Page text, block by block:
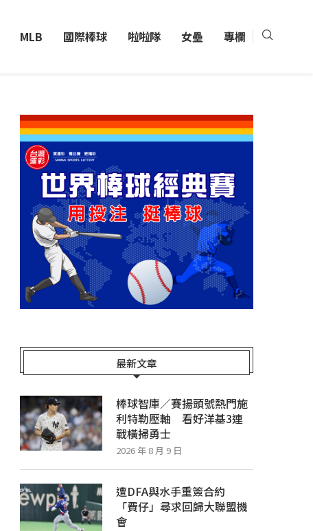
MLB 國際棒球 啦啦隊 女壘 專欄
最新文章
棒球智庫／賽揚頭號熱門施
利特勒壓軸 看好洋基3連
戰橫掃勇士
2026 年 8 月 9 日
遭DFA與水手重簽合約
「費仔」尋求回歸大聯盟機
會